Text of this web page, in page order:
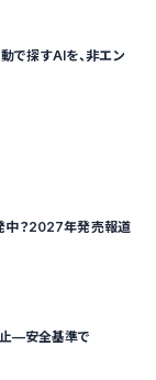
で探すAIを、非エン
中？2027年発売報道
—安全基準で